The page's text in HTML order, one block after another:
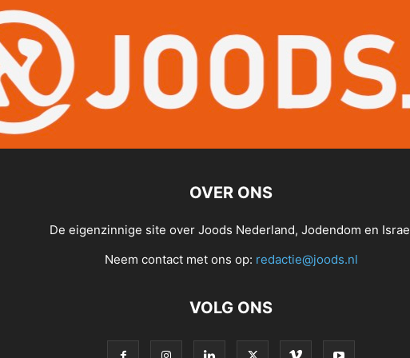
OVER ONS
De eigenzinnige site over Joods Nederland, Jodendom en
Neem contact met ons op: redactie@joods.nl
VOLG ONS